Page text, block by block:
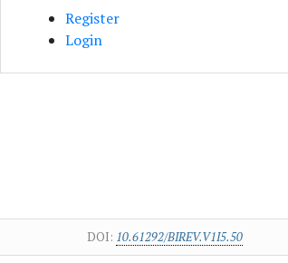
Register
Login
DOI: 10.61292/BIREV.V1I5.50